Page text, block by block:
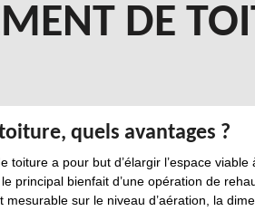
DE
quels avantages ?
toiture a pour but d’élargir l’espace
principal bienfait d’une opération de
mesurable sur le niveau d’aération, la